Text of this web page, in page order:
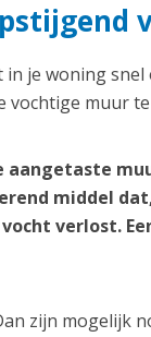
je woning snel
vochtige muur
aangetaste
middel
verlost.
zijn mogelijk